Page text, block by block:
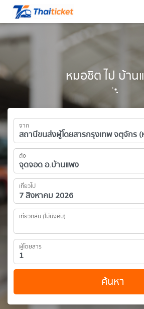
หมอชิต ไป บ้าน
จาก
ถึง
เที่ยวไป
เที่ยวกลับ (ไม่บังคับ)
ผู้โดยสาร
ค้นหา